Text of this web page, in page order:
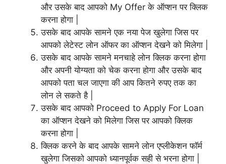
और उसके बाद आपको My Offer के ऑप्शन पर क्लिक
करना होगा |
उसके बाद आपके सामने एक नया पेज खुलेगा जिस पर
आपको लेटेस्ट लोन ऑफर का ऑप्शन देखने को मिलेगा |
उसके बाद आपके सामने मनचाहे लोन क्लिक करना होगा
और अपनी योग्यता को चेक करना होगा और उसके बाद
आपको पता चल जाएगा की आप कितने रुपए तक का
लोन ले सकते है |
उसके बाद आपको Proceed to Apply For Loan
का ऑप्शन देखने को मिलेगा जिस पर आपको क्लिक
करना होगा |
क्लिक करने के बाद आपके सामने लोन एप्लीकेशन फॉर्म
खुलेगा जिसको आपको ध्यानपूर्वक सही से भरना होगा |